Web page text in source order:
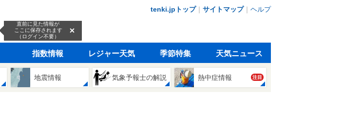
tenki.jpトップ｜ サイトマップ｜ ヘルプ
直前に見た情報が
ここに保存されます
（ログイン不要）
指数情報 レジャー天気 季節特集 天気ニュース
地震情報 気象予報士の解説 熱中症情報 注目